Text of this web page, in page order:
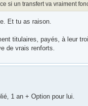
si un transfert va vraiment
Et tu as raison.
titulaires, payés, à leur
de vrais renforts.
1 an + Option pour lui.